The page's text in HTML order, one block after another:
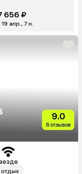
656 ₽
апр., 7 н.
9.0
6 отзывов